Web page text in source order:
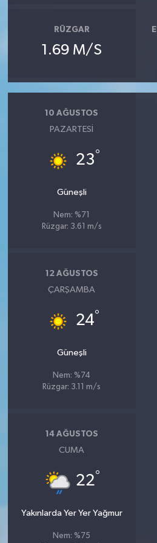
RÜZGAR
1.69 M/S
10 AĞUSTOS
PAZARTESI
23°
Güneşli
Nem: %71
Rüzgar: 3.61 m/s
12 AĞUSTOS
ÇARŞAMBA
24°
Güneşli
Nem: %74
Rüzgar: 3.11 m/s
14 AĞUSTOS
CUMA
22°
Yakınlarda Yer Yer Yağmur
Nem: %75